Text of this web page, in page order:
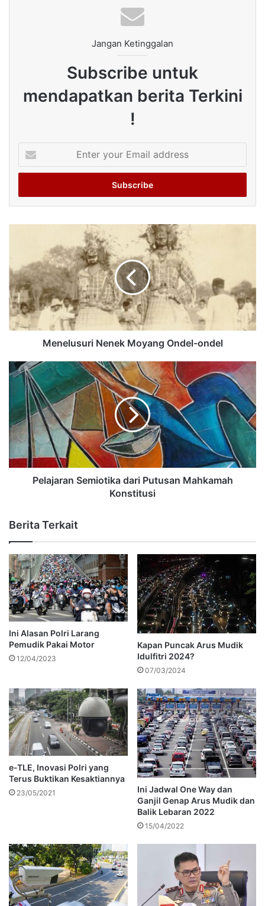
Jangan Ketinggalan
Subscribe untuk
mendapatkan berita Terkini
!
your
Email
Menelusuri Nenek Moyang Ondel-ondel
Pelajaran Semiotika dari Putusan Mahkamah
Konstitusi
Berita Terkait
Ini Alasan Polri Larang
Pemudik Pakai Motor
12/04/2023
Kapan Puncak Arus Mudik
Idulfitri 2024?
07/03/2024
e-TLE, Inovasi Polri yang
Terus Buktikan Kesaktiannya
23/05/2021
Ini Jadwal One Way dan
Ganjil Genap Arus Mudik dan
Balik Lebaran 2022
15/04/2022